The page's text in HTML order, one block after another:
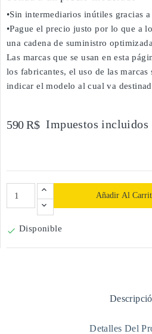
•Sin intermediarios inútiles gracias
•Pague el precio justo por lo que a
una cadena de suministro optimizada
Las marcas que se usan en esta
los fabricantes, el uso de las
indicar el modelo al cual va
590 R$ Impuestos incluidos
Añadir Al
 Disponible
Detalles Del